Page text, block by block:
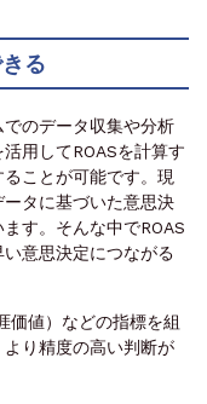
る
のデータ収集や分析
用してROASを計算す
ことが可能です。現
タに基づいた意思決
す。そんな中でROAS
意思決定につながる
価値）などの指標を組
り精度の高い判断が